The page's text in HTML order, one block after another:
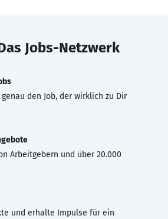
Jobs-Netzwerk
den Job, der wirklich zu Dir
Arbeitgebern und über 20.000
und erhalte Impulse für ein